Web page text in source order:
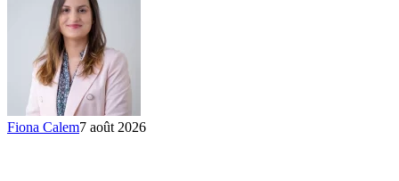
Fiona Calem7 août 2026